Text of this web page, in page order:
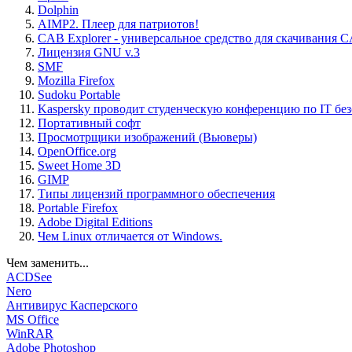
Dolphin
AIMP2. Плеер для патриотов!
CAB Explorer - универсальное средство для скачивания
Лицензия GNU v.3
SMF
Mozilla Firefox
Sudoku Portable
Kaspersky проводит студенческую конференцию по IT
Портативный софт
Просмотрщики изображений (Вьюверы)
OpenOffice.org
Sweet Home 3D
GIMP
Типы лицензий программного обеспечения
Portable Firefox
Adobe Digital Editions
Чем Linux отличается от Windows.
Чем заменить...
ACDSee
Nero
Антивирус Касперского
MS Office
WinRAR
Adobe Photoshop